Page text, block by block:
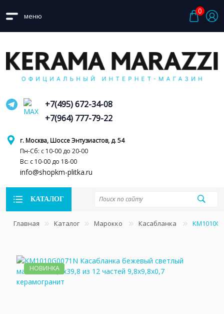
меню
0
г. Москва, Шоссе Энтузиастов, д. 54
Пн-Сб: с 10-00 до 20-00
Вс: с 10-00 до 18-00
info@shopkm-plitka.ru
+7(495) 672-34-08
+7(964) 777-79-22
КАТАЛОГ
Главная Каталог Марокко Касабланка
НОВИНКА